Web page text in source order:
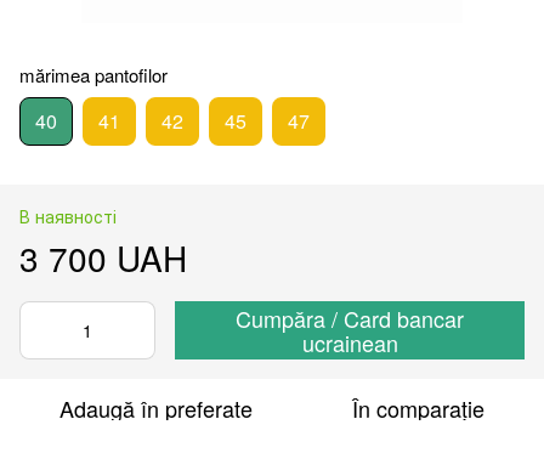
mărimea pantofilor
40 41 42 45 47
В наявності
3 700 UAH
Cumpăra / Card bancar
ucrainean
Adaugă în preferate În comparație